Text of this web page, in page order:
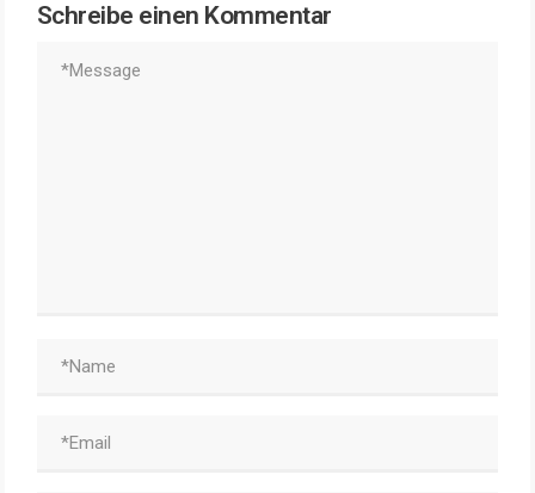
Schreibe einen Kommentar